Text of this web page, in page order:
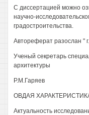
С диссертацией можно
научно-
градостроительства.
Автореферат разослан " г.
Ученый секретарь
архитектуры
Р.М.Гаряев
ОВДАЯ
Актуальность